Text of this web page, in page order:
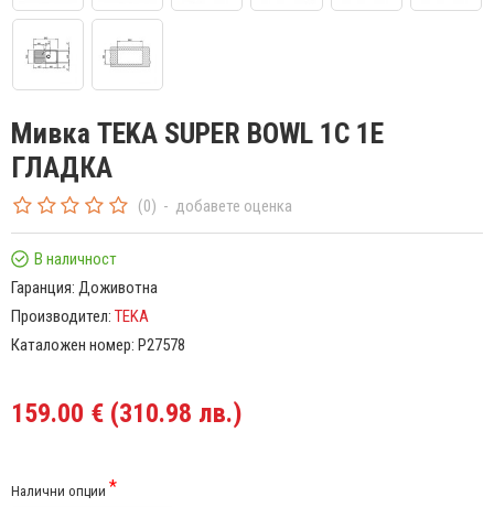
Мивка TEKA SUPER BOWL 1С 1Е
ГЛАДКА
(0) - добавете оценка
159.00 € (310.98 лв.)
В наличност
Гаранция: Доживотна
Производител: TEKA
Каталожен номер: P27578
Налични опции